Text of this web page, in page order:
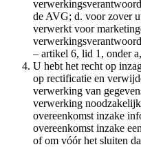
de AVG; d. voor zover
verwerkt voor
– artikel 6, lid 1, onder
U hebt het recht op
op rectificatie en
verwerking van
verwerking
overeenkomst inzake
overeenkomst inzake
of om vóór het sluiten